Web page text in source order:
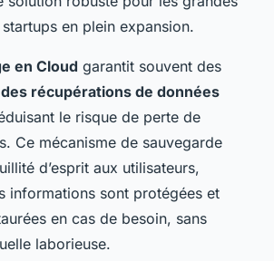
en plein expansion.
en Cloud garantit souvent des
récupérations de données
le risque de perte de
Ce mécanisme de sauvegarde
d’esprit aux utilisateurs,
informations sont protégées et
en cas de besoin, sans
laborieuse.